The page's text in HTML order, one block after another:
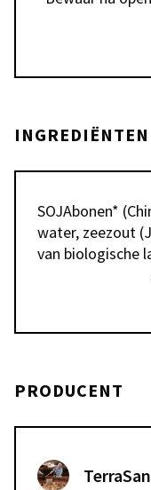
INGREDIËNTEN
SOJAbonen*
water, zeezout
van biologische
PRODUCENT